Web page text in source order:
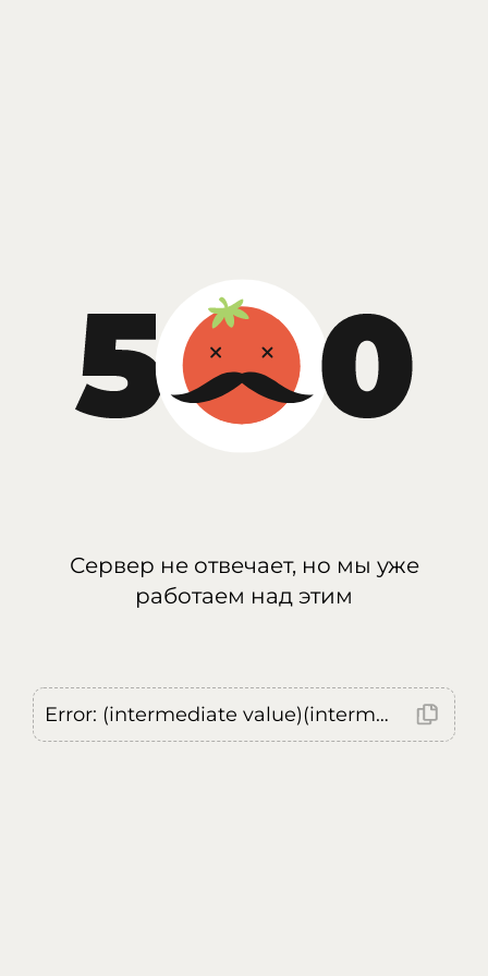
Сервер не отвечает, но мы уже
работаем над этим
Error: (intermediate value)(intermediate value)(intermediate value).replaceAll is not a function